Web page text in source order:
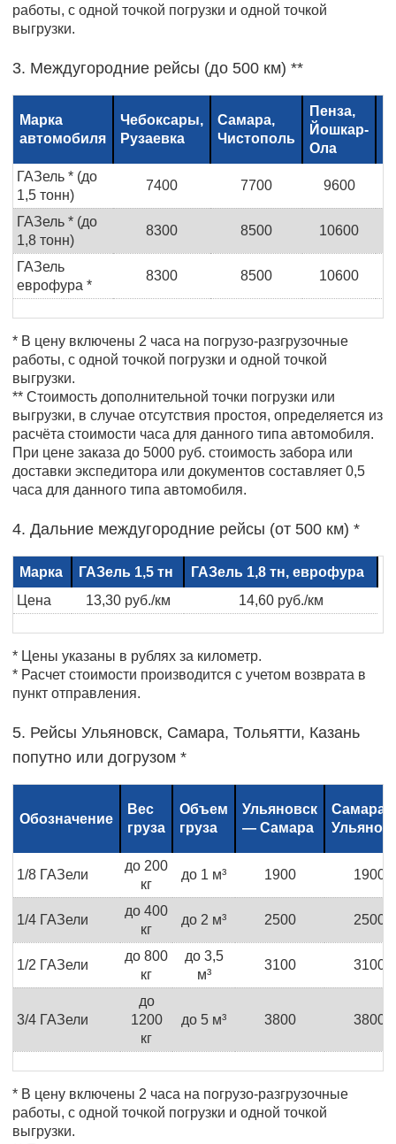
работы, с одной точкой погрузки и одной точкой
выгрузки.
3. Междугородние рейсы (до 500 км) **
Марка
автомобиля
Чебоксары,
Рузаевка
Самара,
Чистополь
Пенза,
Йошкар-
Ола
ГАЗель * (до
1,5 тонн)
7400 7700 9600
ГАЗель * (до
1,8 тонн)
8300 8500 10600
ГАЗель
еврофура *
8300 8500 10600
* В цену включены 2 часа на погрузо-разгрузочные
работы, с одной точкой погрузки и одной точкой
выгрузки.
** Стоимость дополнительной точки погрузки или
выгрузки, в случае отсутствия простоя, определяется из
расчёта стоимости часа для данного типа автомобиля.
При цене заказа до 5000 руб. стоимость забора или
доставки экспедитора или документов составляет 0,5
часа для данного типа автомобиля.
4. Дальние междугородние рейсы (от 500 км) *
Марка ГАЗель 1,5 тн
ГАЗель 1,8 тн, еврофура
Цена
13,30 руб./км 14,60 руб./км
* Цены указаны в рублях за километр.
* Расчет стоимости производится с учетом возврата в
пункт отправления.
5. Рейсы Ульяновск, Самара, Тольятти, Казань
попутно или догрузом *
Обозначение
Вес
груза
Объем
груза
Ульяновск
— Самара
Самара
1/8 ГАЗели
до 200
кг
до 1 м³ 1900 1900
1/4 ГАЗели
до 400
кг
до 2 м³ 2500 2500
1/2 ГАЗели
до 800
кг
до 3,5
м³
3100 3100
3/4 ГАЗели
до
1200
кг
до 5 м³ 3800 3800
* В цену включены 2 часа на погрузо-разгрузочные
работы, с одной точкой погрузки и одной точкой
выгрузки.